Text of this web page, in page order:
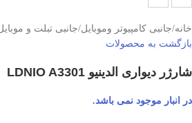
خانه/جانبی کامپیوتر وموبایل/جانبی تبلت و
بازگشت به محصولات
شارژر دیواری الدینیو LDNIO A3301
در انبار موجود نمی باشد.